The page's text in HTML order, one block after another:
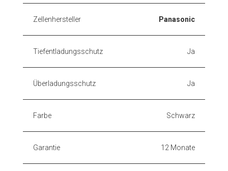
Zellenhersteller Panasonic
Tiefentladungsschutz Ja
Überladungsschutz Ja
Farbe Schwarz
Garantie 12 Monate